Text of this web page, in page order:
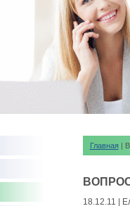
Главная |
18.12.11 |